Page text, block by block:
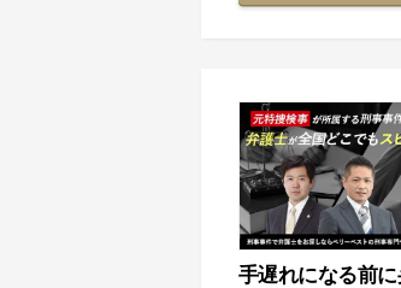
手遅れになる前